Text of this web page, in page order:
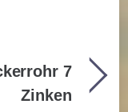
7
Zinken